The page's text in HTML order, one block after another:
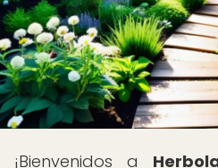
¡Bienvenidos a